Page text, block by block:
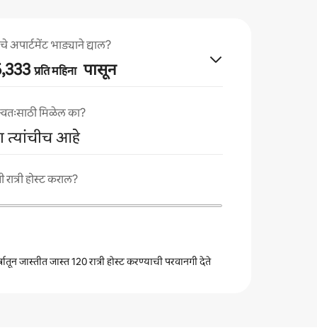
अपार्टमेंट भाड्याने द्याल?
प्रति महिनापासून
मिळेल का?
त्यांचीच आहे
होस्ट कराल?
जास्तीत जास्त 120 रात्री होस्ट करण्याची परवानगी देते